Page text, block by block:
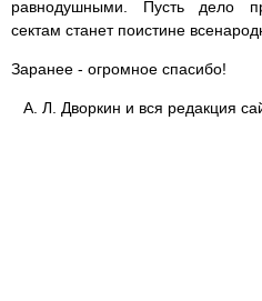
равнодушными. Пусть дело
сектам станет поистине
Заранее - огромное спасибо!
А. Л. Дворкин и вся редакция